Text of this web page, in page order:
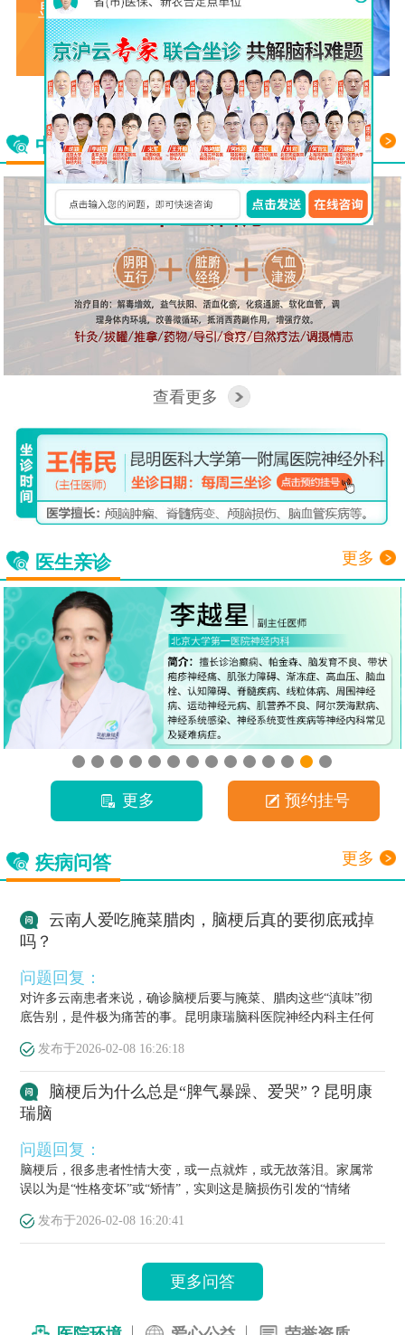
显微分离术
详情
查看更多
中西医结合看脑病 更多
查看更多
医生亲诊 更多
更多 预约挂号
疾病问答 更多
云南人爱吃腌菜腊肉，脑梗后真的要彻底戒掉
吗？
问题回复：
对许多云南患者来说，确诊脑梗后要与腌菜、腊肉这些“滇味”彻
底告别，是件极为痛苦的事。昆明康瑞脑科医院神经内科主任何
发布于2026-02-08 16:26:18
脑梗后为什么总是“脾气暴躁、爱哭”？昆明康
瑞脑
问题回复：
脑梗后，很多患者性情大变，或一点就炸，或无故落泪。家属常
误以为是“性格变坏”或“矫情”，实则这是脑损伤引发的“情绪
发布于2026-02-08 16:20:41
更多问答